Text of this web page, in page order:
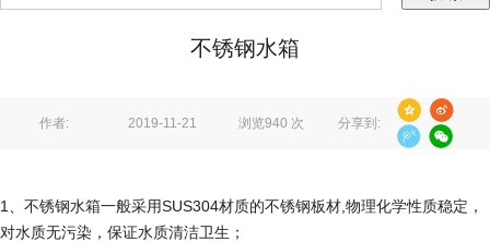
不锈钢水箱
作者: 2019-11-21 浏览940 次 分享到:
1、不锈钢水箱一般采用SUS304材质的不锈钢板材,物理化学性质稳定，
对水质无污染，保证水质清洁卫生；